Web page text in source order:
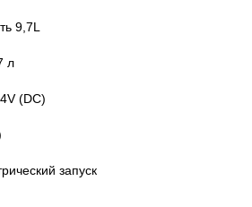
9,7L
л
(DC)
запуск